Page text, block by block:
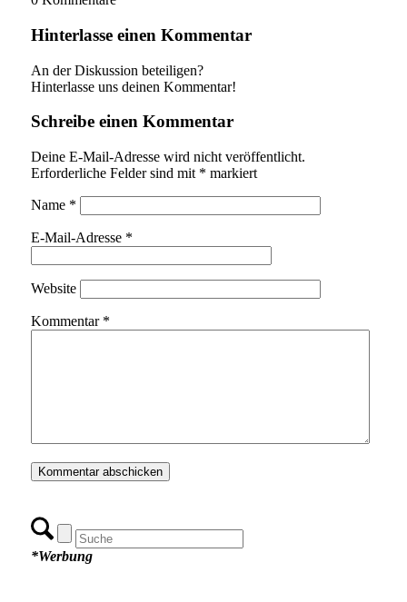
Hinterlasse einen Kommentar
An der Diskussion beteiligen?
Hinterlasse uns deinen Kommentar!
Schreibe einen Kommentar
Deine E-Mail-Adresse wird nicht veröffentlicht.
Erforderliche Felder sind mit * markiert
Name *
E-Mail-Adresse *
Website
Kommentar *
*Werbung